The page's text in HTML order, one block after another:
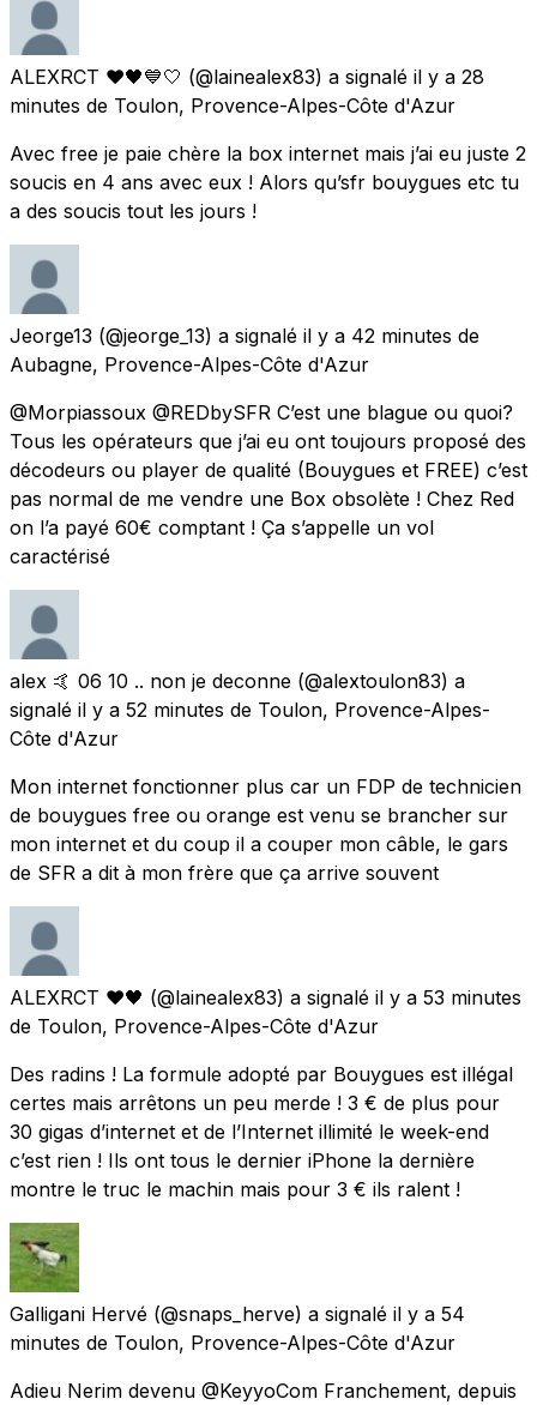
ALEXRCT ❤️🖤💙🤍 (@lainealex83) a signalé il y a 28
minutes de Toulon, Provence-Alpes-Côte d'Azur
Avec free je paie chère la box internet mais j’ai eu juste 2
soucis en 4 ans avec eux ! Alors qu’sfr bouygues etc tu
a des soucis tout les jours !
Jeorge13 (@jeorge_13) a signalé il y a 42 minutes de
Aubagne, Provence-Alpes-Côte d'Azur
@Morpiassoux @REDbySFR C’est une blague ou quoi?
Tous les opérateurs que j’ai eu ont toujours proposé des
décodeurs ou player de qualité (Bouygues et FREE) c’est
pas normal de me vendre une Box obsolète ! Chez Red
on l’a payé 60€ comptant ! Ça s’appelle un vol
caractérisé
alex 🤙 06 10 .. non je deconne (@alextoulon83) a
signalé il y a 52 minutes de Toulon, Provence-Alpes-
Côte d'Azur
Mon internet fonctionner plus car un FDP de technicien
de bouygues free ou orange est venu se brancher sur
mon internet et du coup il a couper mon câble, le gars
de SFR a dit à mon frère que ça arrive souvent
ALEXRCT ❤️🖤 (@lainealex83) a signalé il y a 53 minutes
de Toulon, Provence-Alpes-Côte d'Azur
Des radins ! La formule adopté par Bouygues est illégal
certes mais arrêtons un peu merde ! 3 € de plus pour
30 gigas d’internet et de l’Internet illimité le week-end
c’est rien ! Ils ont tous le dernier iPhone la dernière
montre le truc le machin mais pour 3 € ils ralent !
Galligani Hervé (@snaps_herve) a signalé il y a 54
minutes de Toulon, Provence-Alpes-Côte d'Azur
Adieu Nerim devenu @KeyyoCom Franchement, depuis